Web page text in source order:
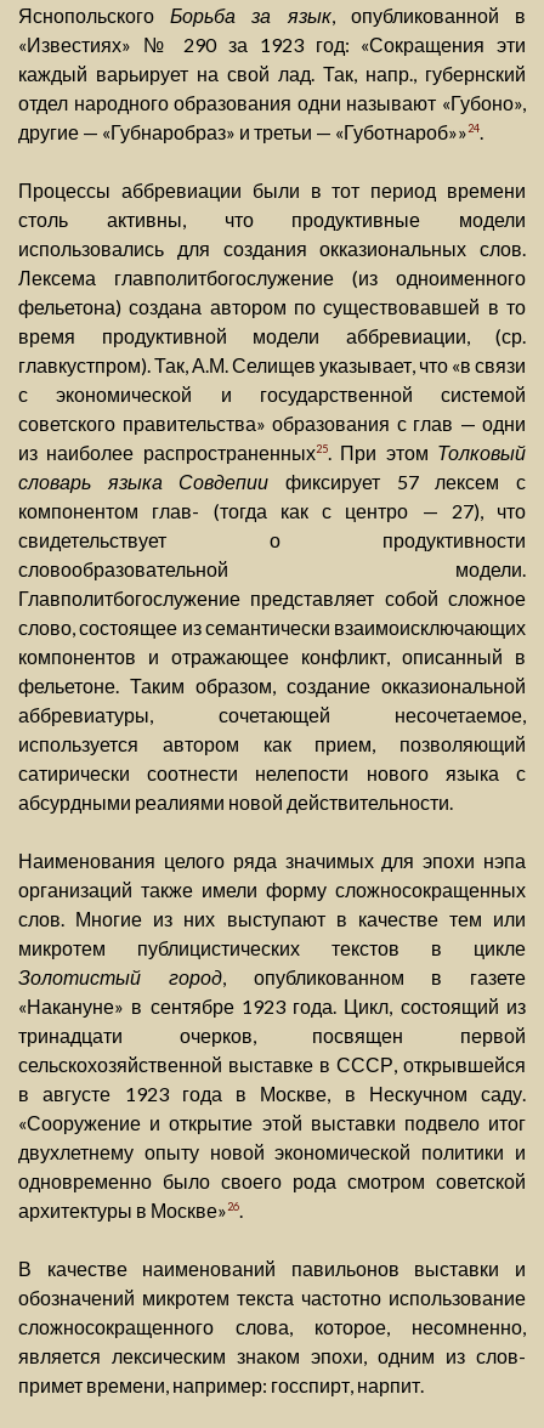
ЯснопольскогоБорьба за язык, опубликованной в
«Известиях» № 290 за 1923 год: «Сокращения эти
каждый варьирует на свой лад. Так, напр., губернский
отдел народного образования одни называют «Губоно»,
другие — «Губнаробраз» и третьи — «Губотнароб»»24.
Процессы аббревиации были в тот период времени
столь активны, что продуктивные модели
использовались для создания окказиональных слов.
Лексема главполитбогослужение (из одноименного
фельетона) создана автором по существовавшей в то
время продуктивной модели аббревиации, (ср.
главкустпром). Так, А.М. Селищев указывает, что «в связи
с экономической и государственной системой
советского правительства» образования с глав — одни
из наиболее распространенных25. При этом Толковый
словарь языка Совдепии фиксирует 57 лексем с
компонентом глав- (тогда как с центро — 27), что
свидетельствует о продуктивности
словообразовательной модели.
Главполитбогослужение представляет собой сложное
слово, состоящее из семантически взаимоисключающих
компонентов и отражающее конфликт, описанный в
фельетоне. Таким образом, создание окказиональной
аббревиатуры, сочетающей несочетаемое,
используется автором как прием, позволяющий
сатирически соотнести нелепости нового языка с
абсурдными реалиями новой действительности.
Наименования целого ряда значимых для эпохи нэпа
организаций также имели форму сложносокращенных
слов. Многие из них выступают в качестве тем или
микротем публицистических текстов в цикле
Золотистый город, опубликованном в газете
«Накануне» в сентябре 1923 года. Цикл, состоящий из
тринадцати очерков, посвящен первой
сельскохозяйственной выставке в СССР, открывшейся
в августе 1923 года в Москве, в Нескучном саду.
«Сооружение и открытие этой выставки подвело итог
двухлетнему опыту новой экономической политики и
одновременно было своего рода смотром советской
архитектуры в Москве»26.
В качестве наименований павильонов выставки и
обозначений микротем текста частотно использование
сложносокращенного слова, которое, несомненно,
является лексическим знаком эпохи, одним из слов-
примет времени, например: госспирт, нарпит.